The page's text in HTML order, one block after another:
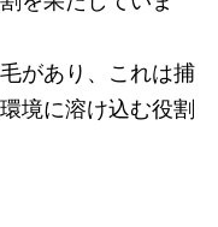
があり、これは捕
境に溶け込む役割